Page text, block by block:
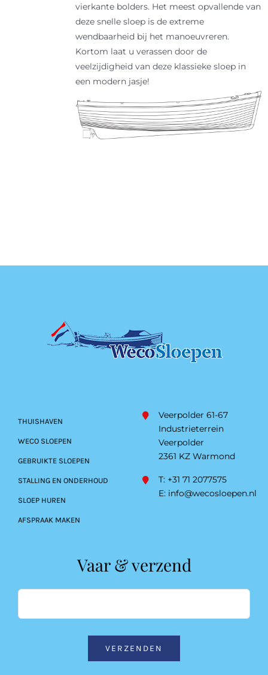
vierkante bolders. Het meest opvallende van
deze snelle sloep is de extreme
wendbaarheid bij het manoeuvreren.
Kortom laat u verassen door de
veelzijdigheid van deze klassieke sloep in
een modern jasje!
THUISHAVEN
WECO SLOEPEN
GEBRUIKTE SLOEPEN
STALLING EN ONDERHOUD
SLOEP HUREN
AFSPRAAK MAKEN
Veerpolder 61-67
Industrieterrein
Veerpolder
2361 KZ Warmond
T: +31 71 2077575
E: info@wecosloepen.nl
Vaar & verzend
VERZENDEN